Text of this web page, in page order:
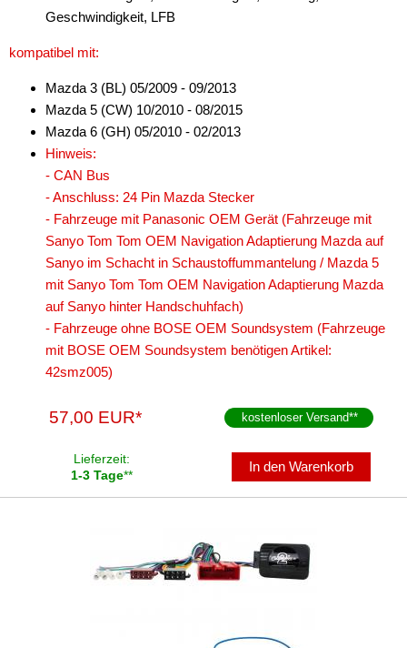
für Nissan
für Oldsmobil
für Peugeot
für Pointiac
für Renault
für Rover
für Saturn
für Seat
für Skoda
für Smart
für Subaru
Geschwindigkeit, LFB
kompatibel mit:
Mazda 3 (BL) 05/2009 - 09/2013
Mazda 5 (CW) 10/2010 - 08/2015
Mazda 6 (GH) 05/2010 - 02/2013
Hinweis:
- CAN Bus
- Anschluss: 24 Pin Mazda Stecker
- Fahrzeuge mit Panasonic OEM Gerät (Fahrzeuge mit
Sanyo Tom Tom OEM Navigation Adaptierung Mazda auf
Sanyo im Schacht in Schaustoffummantelung / Mazda 5
mit Sanyo Tom Tom OEM Navigation Adaptierung Mazda
auf Sanyo hinter Handschuhfach)
- Fahrzeuge ohne BOSE OEM Soundsystem (Fahrzeuge
mit BOSE OEM Soundsystem benötigen Artikel:
42smz005)
57,00 EUR* kostenloser Versand**
Lieferzeit:
1-3 Tage**
In den Warenkorb